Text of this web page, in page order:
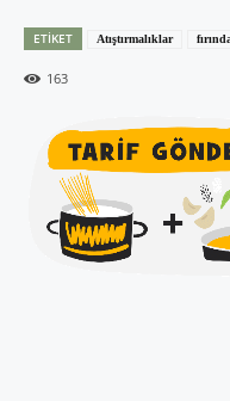
ETIKET Atıştırmalıklar
163